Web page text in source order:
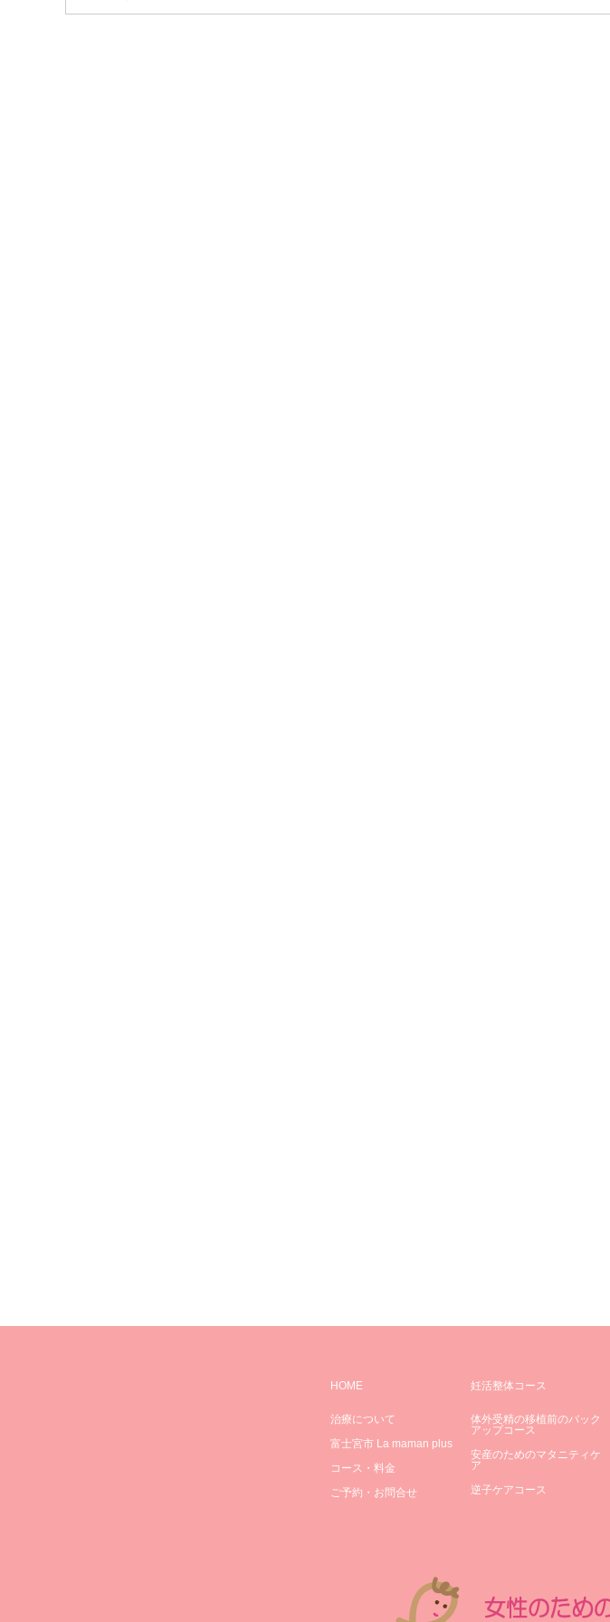
HOME
治療について
富士宮市 La maman plus
コース・料金
ご予約・お問合せ
妊活整体コース
体外受精の移植前のバック
アップコース
安産のためのマタニティケ
ア
逆子ケアコース